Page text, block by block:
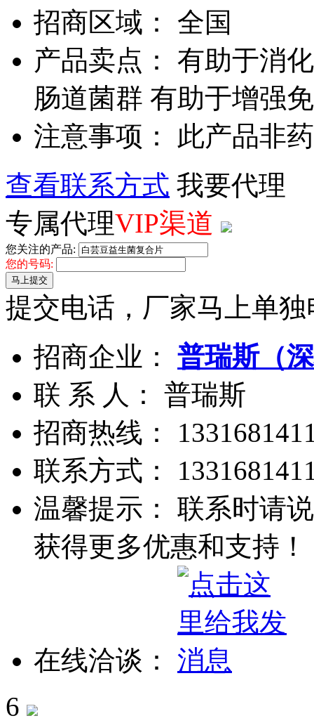
招商区域： 全国
产品卖点： 有助于消
肠道菌群 有助于增强
注意事项： 此产品非
查看联系方式 我要代理
专属代理VIP渠道
您关注的产品:
您的号码:
马上提交
提交电话，厂家马上单
招商企业： 普瑞斯（
联 系 人： 普瑞斯
招商热线：
联系方式：
温馨提示： 联系时请
获得更多优惠和支持！
在线洽谈：
6